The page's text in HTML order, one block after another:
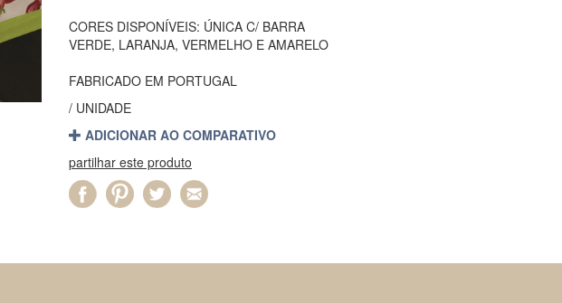
CORES DISPONÍVEIS: ÚNICA C/ BARRA
VERDE, LARANJA, VERMELHO E AMARELO
FABRICADO EM PORTUGAL
/ UNIDADE
ADICIONAR AO COMPARATIVO
partilhar este produto